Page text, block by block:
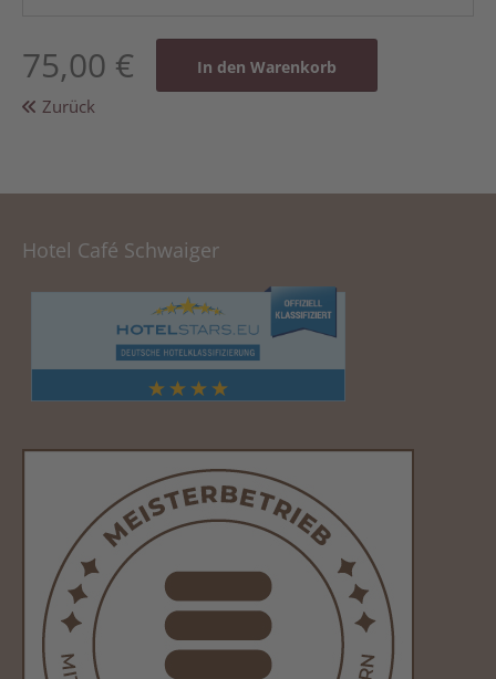
75,00 €
Zurück
Hotel Café Schwaiger